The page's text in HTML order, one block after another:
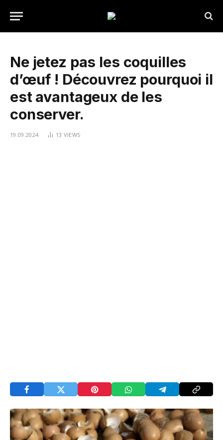
Ne jetez pas les coquilles
d’œuf ! Découvrez pourquoi il
est avantageux de les
conserver.
19.09.2024 13 VIEWS